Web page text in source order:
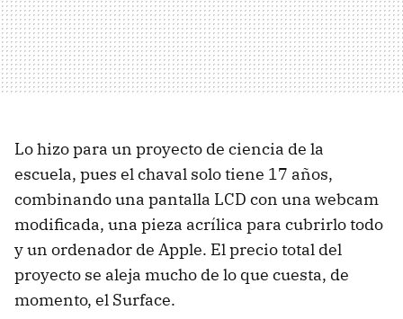
Lo hizo para un proyecto de ciencia de la
escuela, pues el chaval solo tiene 17 años,
combinando una pantalla LCD con una webcam
modificada, una pieza acrílica para cubrirlo todo
y un ordenador de Apple. El precio total del
proyecto se aleja mucho de lo que cuesta, de
momento, el Surface.